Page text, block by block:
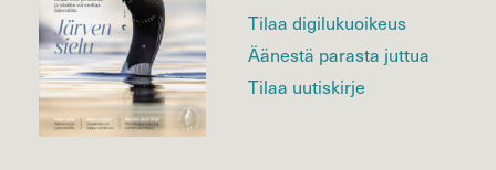
Tilaa digilukuoikeus
Äänestä parasta juttua
Tilaa uutiskirje